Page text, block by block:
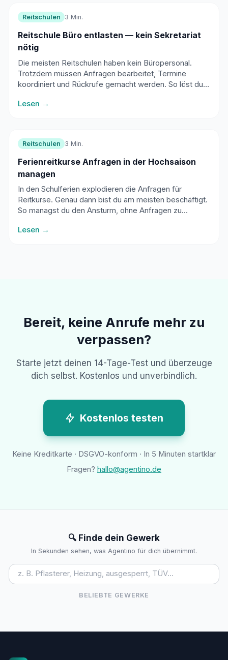
Reitschulen 3 Min.
Reitschule Büro entlasten — kein Sekretariat
nötig
Die meisten Reitschulen haben kein Büropersonal.
Trotzdem müssen Anfragen bearbeitet, Termine
koordiniert und Rückrufe gemacht werden. So löst du
Lesen →
Reitschulen 3 Min.
Ferienreitkurse Anfragen in der Hochsaison
managen
In den Schulferien explodieren die Anfragen für
Reitkurse. Genau dann bist du am meisten beschäftigt.
So managst du den Ansturm, ohne Anfragen zu
Lesen →
Bereit, keine Anrufe mehr zu
verpassen?
Starte jetzt deinen 14-Tage-Test und überzeuge
dich selbst. Kostenlos und unverbindlich.
Kostenlos testen
Keine Kreditkarte · DSGVO-konform · In 5 Minuten startklar
Fragen? hallo@agentino.de
🔍 Finde dein Gewerk
In Sekunden sehen, was Agentino für dich übernimmt.
BELIEBTE GEWERKE